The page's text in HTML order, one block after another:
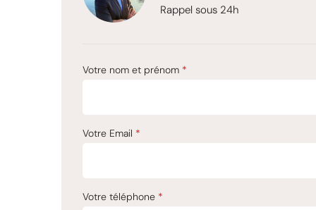
Rappel sous 24h
Votre nom et prénom *
Votre Email *
Votre téléphone *